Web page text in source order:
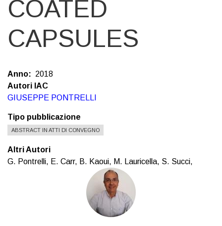
COATED
CAPSULES
Anno
2018
Autori IAC
GIUSEPPE PONTRELLI
Tipo pubblicazione
ABSTRACT IN ATTI DI CONVEGNO
Altri Autori
G. Pontrelli, E. Carr, B. Kaoui, M. Lauricella, S. Succi,